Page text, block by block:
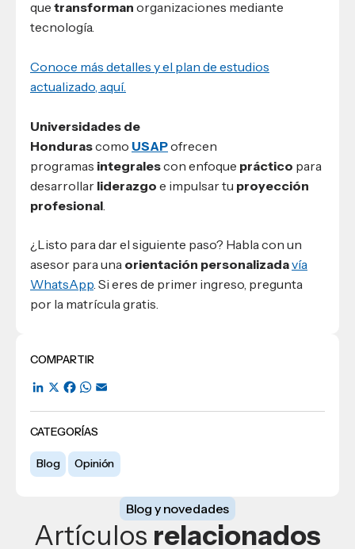
COMPARTIR
LinkedIn
X Facebook
WhatsApp
CATEGORÍAS
Blog Opinión
que transforman organizaciones mediante
tecnología.
Conoce más detalles y el plan de estudios
actualizado, aquí.
Universidades de
Hondurascomo USAPofrecen
programas integralescon enfoque práctico para
desarrollar liderazgo e impulsar tu proyección
profesional
¿Listo para dar el siguiente paso? Habla con un
asesor para una orientación personalizadavía
WhatsApp. Si eres de primer ingreso, pregunta
por la matrícula gratis.
Blog y novedades
Artículos relacionados